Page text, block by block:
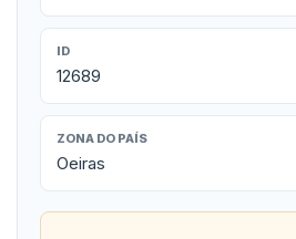
ID
12689
ZONA DO PAÍS
Oeiras